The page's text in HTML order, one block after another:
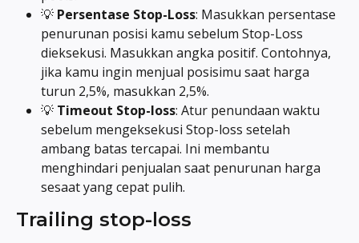
💡 Persentase Stop-Loss: Masukkan persentase
penurunan posisi kamu sebelum Stop-Loss
dieksekusi. Masukkan angka positif. Contohnya,
jika kamu ingin menjual posisimu saat harga
turun 2,5%, masukkan 2,5%.
💡 Timeout Stop-loss: Atur penundaan waktu
sebelum mengeksekusi Stop-loss setelah
ambang batas tercapai. Ini membantu
menghindari penjualan saat penurunan harga
sesaat yang cepat pulih.
Trailing stop-loss